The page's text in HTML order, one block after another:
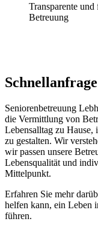
Transparente
Betreuung
Schnell­anfrage
Seniorenbetreuung
die Vermittlung von
Lebensalltag zu
zu gestalten. Wir
wir passen unsere
Lebensqualität und
Mittelpunkt.
Erfahren Sie mehr
helfen kann, ein Leben
führen.